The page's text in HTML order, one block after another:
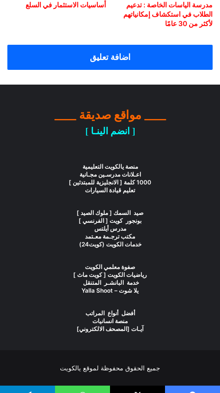
مدرسة الياسات الخاصة : تدعيم
الطلاب في استكشاف إمكانياتهم
لأكثر من 30 عامًا
أساسيات الاستثمار في السلع
اضافة تعليق
____ مواقع صديقة ____
[ انضم الينـا ]
منصة يالكويت التعليمية
اعـلانات مدرسـين مجـانية
1000 كلمة [ الانجليزية للمبتدئين ]
تعليم قيادة السيارات
صيد السمك [ ملوك الصيد ]
بونجور كويت [ الفرنسي ]
مدرس أيلتس
مكتب ترجـمة معـتمد
خدمات الكويت (كويت24)
صفوة معلمي الكويت
رياضيات الكويت [ كويت ماث ]
خدمة البانشـر المتنقل
يلا شوت – Yalla Shoot
أفضل أنواع المراتب
منصة انسانيات
آيـات [المصحف الالكتروني]
جميع الحقوق محفوظة لموقع يالكويت